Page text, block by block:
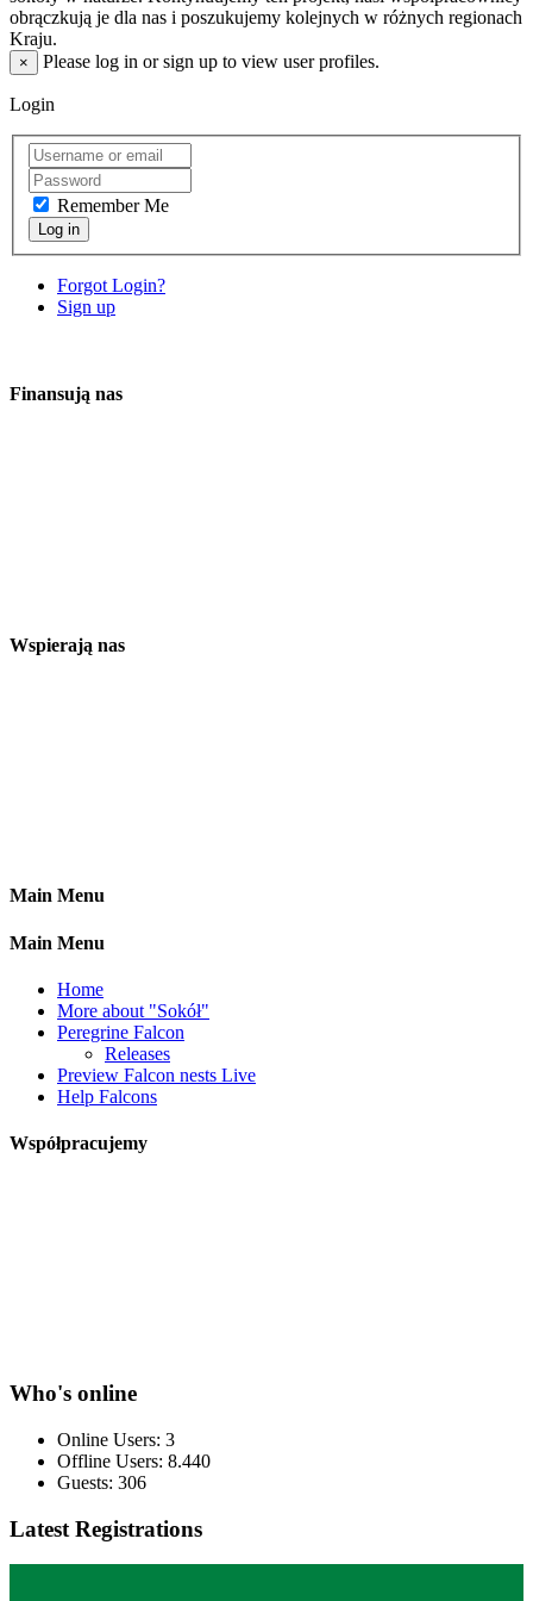
obrączkują je dla nas i poszukujemy kolejnych w różnych regionach
Kraju.
× Please log in or sign up to view user profiles.
Login
Remember Me
Log in
Forgot Login?
Sign up
Finansują nas
Wspierają nas
Main Menu
Main Menu
Home
More about "Sokół"
Peregrine Falcon
Releases
Preview Falcon nests Live
Help Falcons
Współpracujemy
Who's online
Online Users: 3
Offline Users: 8.440
Guests: 306
Latest Registrations